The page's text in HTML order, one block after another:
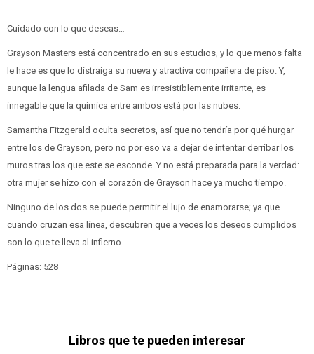
Cuidado con lo que deseas…
Grayson Masters está concentrado en sus estudios, y lo que menos falta
le hace es que lo distraiga su nueva y atractiva compañera de piso. Y,
aunque la lengua afilada de Sam es irresistiblemente irritante, es
innegable que la química entre ambos está por las nubes.
Samantha Fitzgerald oculta secretos, así que no tendría por qué hurgar
entre los de Grayson, pero no por eso va a dejar de intentar derribar los
muros tras los que este se esconde. Y no está preparada para la verdad:
otra mujer se hizo con el corazón de Grayson hace ya mucho tiempo.
Ninguno de los dos se puede permitir el lujo de enamorarse; ya que
cuando cruzan esa línea, descubren que a veces los deseos cumplidos
son lo que te lleva al infierno...
Páginas: 528
Libros que te pueden interesar